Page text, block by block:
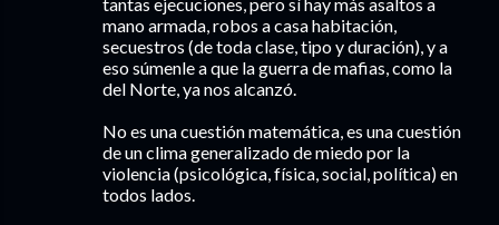
mano armada, robos a casa habitación,
secuestros (de toda clase, tipo y duración), y a
eso súmenle a que la guerra de mafias, como la
del Norte, ya nos alcanzó.
No es una cuestión matemática, es una cuestión
de un clima generalizado de miedo por la
violencia (psicológica, física, social, política) en
todos lados.